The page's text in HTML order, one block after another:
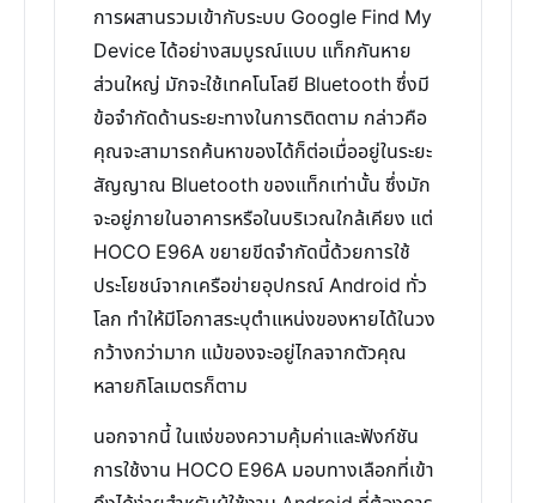
การผสานรวมเข้ากับระบบ Google Find My
Device ได้อย่างสมบูรณ์แบบ แท็กกันหาย
ส่วนใหญ่ มักจะใช้เทคโนโลยี Bluetooth ซึ่งมี
ข้อจำกัดด้านระยะทางในการติดตาม กล่าวคือ
คุณจะสามารถค้นหาของได้ก็ต่อเมื่ออยู่ในระยะ
สัญญาณ Bluetooth ของแท็กเท่านั้น ซึ่งมัก
จะอยู่ภายในอาคารหรือในบริเวณใกล้เคียง แต่
HOCO E96A ขยายขีดจำกัดนี้ด้วยการใช้
ประโยชน์จากเครือข่ายอุปกรณ์ Android ทั่ว
โลก ทำให้มีโอกาสระบุตำแหน่งของหายได้ในวง
กว้างกว่ามาก แม้ของจะอยู่ไกลจากตัวคุณ
หลายกิโลเมตรก็ตาม
นอกจากนี้ ในแง่ของความคุ้มค่าและฟังก์ชัน
การใช้งาน HOCO E96A มอบทางเลือกที่เข้า